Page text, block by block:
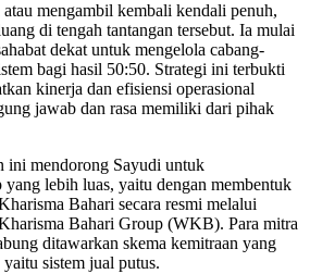
mengambil kembali kendali penuh,
di tengah tantangan tersebut. Ia mulai
dekat untuk mengelola cabang-
bagi hasil 50:50. Strategi ini terbukti
kinerja dan efisiensi operasional
jawab dan rasa memiliki dari pihak
ini mendorong Sayudi untuk
yang lebih luas, yaitu dengan membentuk
Bahari secara resmi melalui
Bahari Group (WKB). Para mitra
ditawarkan skema kemitraan yang
sistem jual putus.